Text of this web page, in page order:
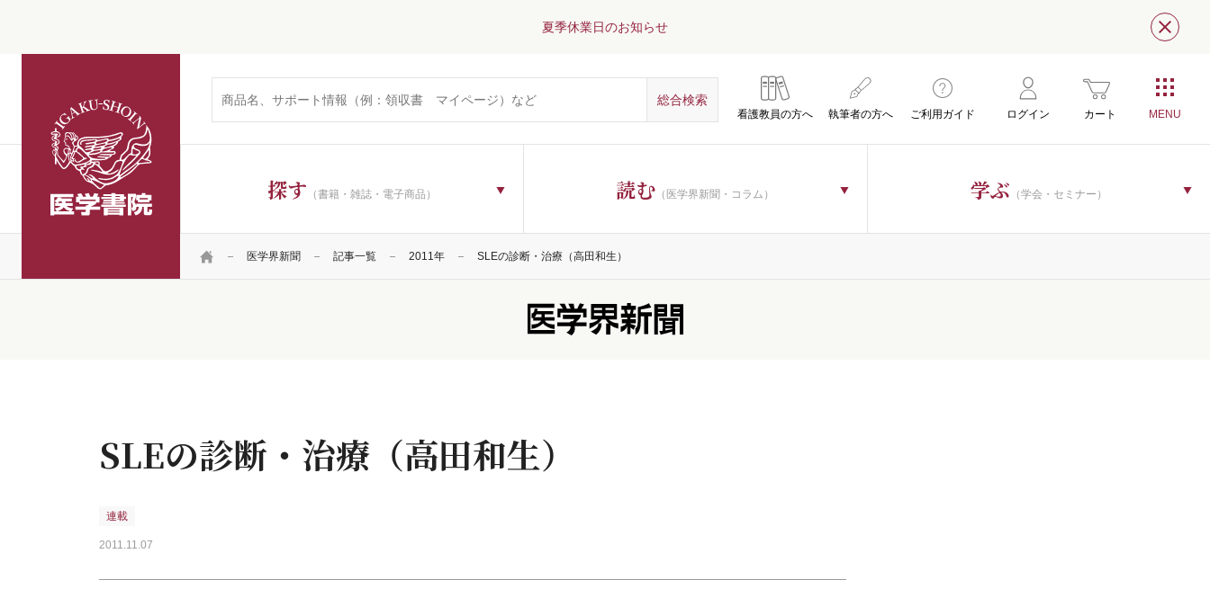
夏季休業日のお知らせ 閉じ
看護教員の方へ 執筆者の方へ ご利用ガイド ログイン カート
探す （書籍・雑誌・電子商品） 読む （医学界新聞・コラム） 学ぶ （学会・セミナー）
HOME 医学界新聞 記事一覧 2011年 SLEの診断・治療（高田和生）
SLEの診断・治療（高田和生）
連載
2011.11.07